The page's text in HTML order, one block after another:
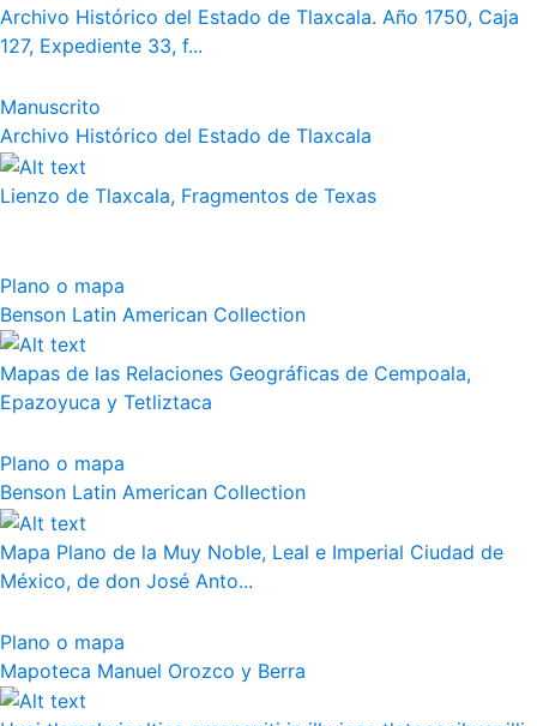
Archivo Histórico del Estado de Tlaxcala. Año 1750, Caja
127, Expediente 33, f...
Manuscrito
Archivo Histórico del Estado de Tlaxcala
Lienzo de Tlaxcala, Fragmentos de Texas
Plano o mapa
Benson Latin American Collection
Mapas de las Relaciones Geográficas de Cempoala,
Epazoyuca y Tetliztaca
Plano o mapa
Benson Latin American Collection
Mapa Plano de la Muy Noble, Leal e Imperial Ciudad de
México, de don José Anto...
Plano o mapa
Mapoteca Manuel Orozco y Berra